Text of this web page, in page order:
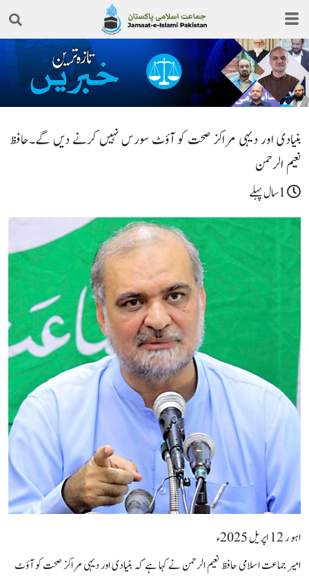
بنیادی اور دیہی مراکز صحت کو آؤٹ سورس نہیں کرنے دیں گے۔حافظ
نعیم الرحمن
اہو ر 12 اپریل 2025ء
امیر جماعت اسلامی حافظ نعیم الرحمن نے کہا ہے کہ بنیادی اور دیہی مراکز صحت کو آؤٹ